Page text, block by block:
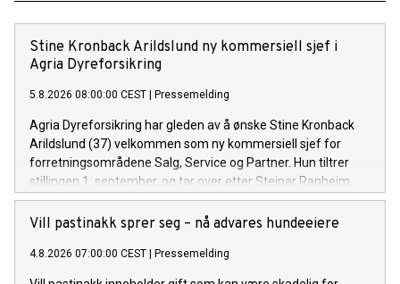
Stine Kronback Arildslund ny kommersiell sjef i
Agria Dyreforsikring
5.8.2026 08:00:00 CEST Pressemelding
Agria Dyreforsikring har gleden av å ønske Stine Kronback
Arildslund (37) velkommen som ny kommersiell sjef for
forretningsområdene Salg, Service og Partner. Hun tiltrer
stillingen 1. september, og tar over etter Steinar Ranheim,
som går videre til rollen som operativ sjef i Agria.
Vill pastinakk sprer seg – nå advares hundeeiere
4.8.2026 07:00:00 CEST Pressemelding